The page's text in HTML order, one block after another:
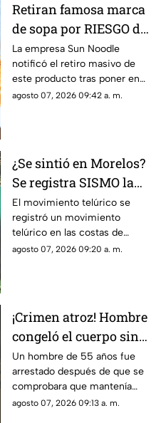
Retiran famosa marca
de sopa por RIESGO de
alergia; autoridades
piden no consumir el
producto
La empresa Sun Noodle
notificó el retiro masivo de
este producto tras poner en
riesgo a una parte de la
agosto 07, 2026 09:42 a. m.
¿Se sintió en Morelos?
Se registra SISMO la
mañana de este viernes
7 de agosto
El movimiento telúrico se
registró un movimiento
telúrico en las costas de
Guerrero.
agosto 07, 2026 09:20 a. m.
¡Crimen atroz! Hombre
congeló el cuerpo sin
vida de su padre para
poder cobrar su
pensión; Lo hizo
durante más de dos
Un hombre de 55 años fue
arrestado después de que se
comprobara que mantenía
congelado el cuerpo sin vida
agosto 07, 2026 09:13 a. m.